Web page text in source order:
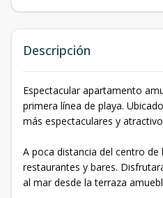
Descripción
Espectacular apartamento
primera línea de playa.
más espectaculares y
A poca distancia del centro de
restaurantes y bares.
al mar desde la terraza